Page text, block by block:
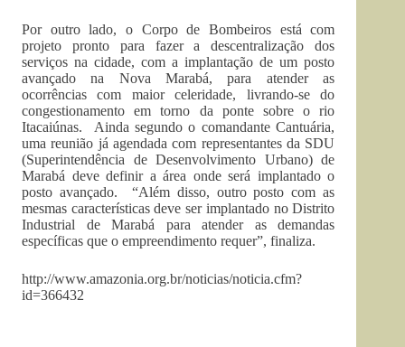
Por outro lado, o Corpo de Bombeiros está com
projeto pronto para fazer a descentralização dos
serviços na cidade, com a implantação de um posto
avançado na Nova Marabá, para atender as
ocorrências com maior celeridade, livrando-se do
congestionamento em torno da ponte sobre o rio
Itacaiúnas. Ainda segundo o comandante Cantuária,
uma reunião já agendada com representantes da SDU
(Superintendência de Desenvolvimento Urbano) de
Marabá deve definir a área onde será implantado o
posto avançado. “Além disso, outro posto com as
mesmas características deve ser implantado no Distrito
Industrial de Marabá para atender as demandas
específicas que o empreendimento requer”, finaliza.
http://www.amazonia.org.br/noticias/noticia.cfm?
id=366432